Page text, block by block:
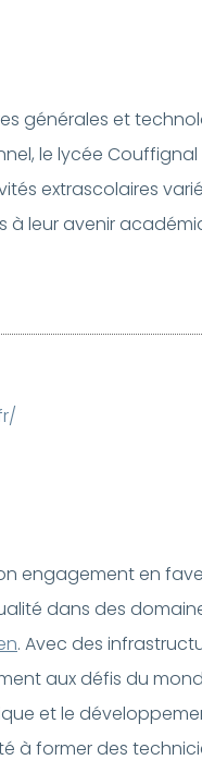
générales et
le lycée
extrascolaires
à leur avenir
engagement en
dans des
. Avec des
aux défis du
et le
à former des